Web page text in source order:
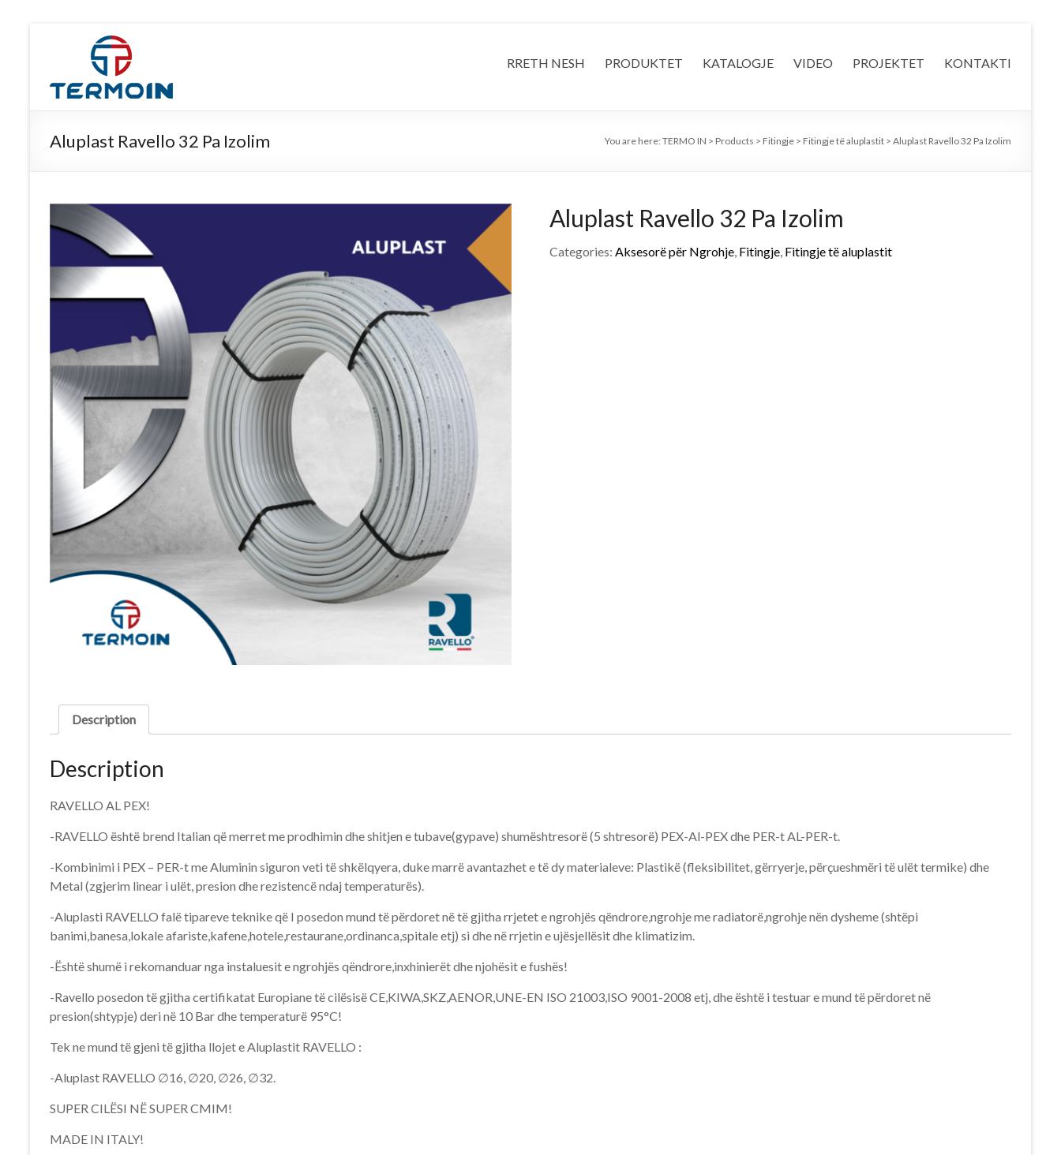
TERMO
IN
RRETH NESH PRODUKTET KATALOGJE VIDEO PROJEKTET KONTAKTI
Aluplast Ravello 32 Pa Izolim You are here: TERMO IN > Products > Fitingje > Fitingje të aluplastit > Aluplast Ravello 32 Pa Izolim
Aluplast Ravello 32 Pa Izolim
Categories:Aksesorë për Ngrohje, Fitingje, Fitingje të aluplastit
Description
Description
RAVELLO AL PEX!
-RAVELLO është brend Italian që merret me prodhimin dhe shitjen e tubave(gypave) shumështresorë (5 shtresorë) PEX-Al-PEX dhe PER-t AL-PER-t.
-Kombinimi i PEX – PER-t me Aluminin siguron veti të shkëlqyera, duke marrë avantazhet e të dy materialeve: Plastikë (fleksibilitet, gërryerje, përçueshmëri të ulët termike) dhe
Metal (zgjerim linear i ulët, presion dhe rezistencë ndaj temperaturës).
-Aluplasti RAVELLO falë tipareve teknike që I posedon mund të përdoret në të gjitha rrjetet e ngrohjës qëndrore,ngrohje me radiatorë,ngrohje nën dysheme (shtëpi
banimi,banesa,lokale afariste,kafene,hotele,restaurane,ordinanca,spitale etj) si dhe në rrjetin e ujësjellësit dhe klimatizim.
-Është shumë i rekomanduar nga instaluesit e ngrohjës qëndrore,inxhinierët dhe njohësit e fushës!
-Ravello posedon të gjitha certifikatat Europiane të cilësisë CE,KIWA,SKZ,AENOR,UNE-EN ISO 21003,ISO 9001-2008 etj, dhe është i testuar e mund të përdoret në
presion(shtypje) deri në 10 Bar dhe temperaturë 95°C!
Tek ne mund të gjeni të gjitha llojet e Aluplastit RAVELLO :
-Aluplast RAVELLO ∅16, ∅20, ∅26, ∅32.
SUPER CILËSI NË SUPER CMIM!
MADE IN ITALY!